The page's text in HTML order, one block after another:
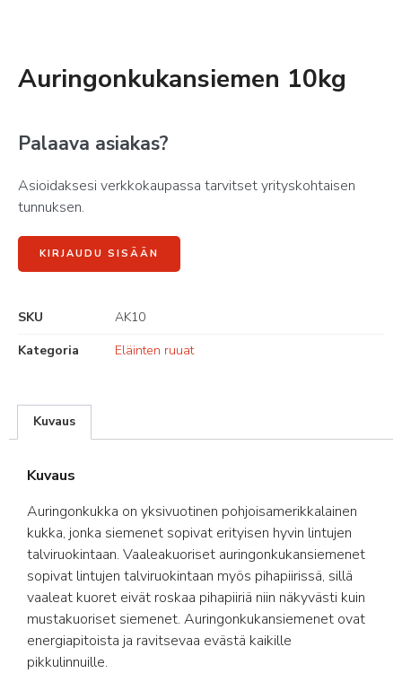
Auringonkukansiemen 10kg
Palaava asiakas?
Asioidaksesi verkkokaupassa tarvitset yrityskohtaisen
tunnuksen.
KIRJAUDU SISÄÄN
SKU
AK10
Kategoria
Eläinten ruuat
Kuvaus
Kuvaus
Auringonkukka on yksivuotinen pohjoisamerikkalainen
kukka, jonka siemenet sopivat erityisen hyvin lintujen
talviruokintaan. Vaaleakuoriset auringonkukansiemenet
sopivat lintujen talviruokintaan myös pihapiirissä, sillä
vaaleat kuoret eivät roskaa pihapiiriä niin näkyvästi kuin
mustakuoriset siemenet. Auringonkukansiemenet ovat
energiapitoista ja ravitsevaa evästä kaikille
pikkulinnuille.